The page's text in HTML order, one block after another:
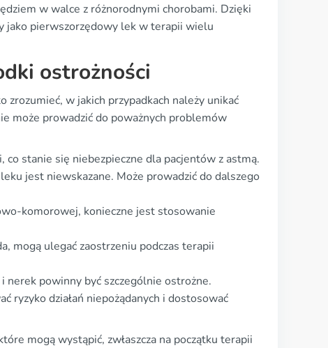
w walce z różnorodnymi chorobami. Dzięki
jako pierwszorzędowy lek w terapii wielu
ostrożności
w jakich przypadkach należy unikać
może prowadzić do poważnych problemów
stanie się niebezpieczne dla pacjentów z astmą.
jest niewskazane. Może prowadzić do dalszego
komorowej, konieczne jest stosowanie
mogą ulegać zaostrzeniu podczas terapii
nerek powinny być szczególnie ostrożne.
ryzyko działań niepożądanych i dostosować
mogą wystąpić, zwłaszcza na początku terapii